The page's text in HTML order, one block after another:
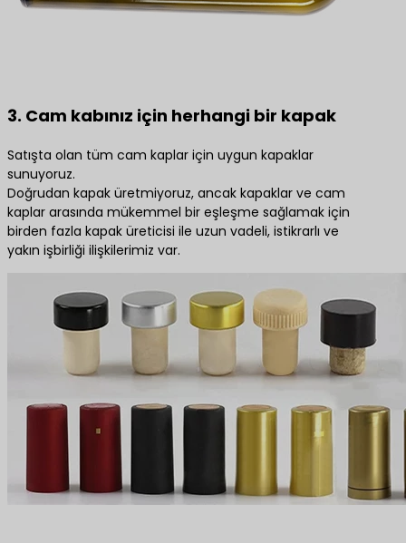
3. Cam kabınız için herhangi bir kapak
Satışta olan tüm cam kaplar için uygun kapaklar
sunuyoruz.
Doğrudan kapak üretmiyoruz, ancak kapaklar ve cam
kaplar arasında mükemmel bir eşleşme sağlamak için
birden fazla kapak üreticisi ile uzun vadeli, istikrarlı ve
yakın işbirliği ilişkilerimiz var.